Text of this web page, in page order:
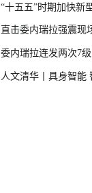
“十五五”时期加快新
直击委内瑞拉强震现
委内瑞拉连发两次7
人文清华丨具身智能